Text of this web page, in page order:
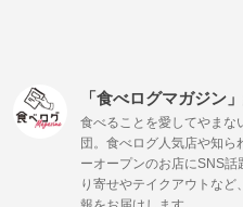
「食べログマガジン
食べることを愛してやまな
団。食べログ人気店や知ら
ーオープンのお店にSNS話
り寄せやテイクアウトなど